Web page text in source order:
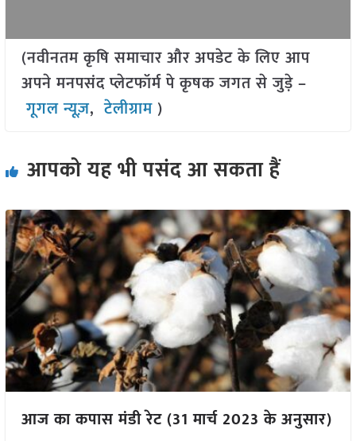
(नवीनतम कृषि समाचार और अपडेट के लिए आप
अपने मनपसंद प्लेटफॉर्म पे कृषक जगत से जुड़े –
गूगल न्यूज़,टेलीग्राम )
आपको यह भी पसंद आ सकता हैं
आज का कपास मंडी रेट (31 मार्च 2023 के अनुसार)